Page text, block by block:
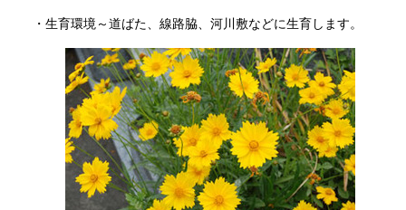
・生育環境～道ばた、線路脇、河川敷などに生育します。